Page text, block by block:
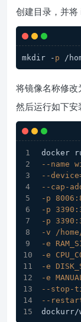
创建目录，并将
mkdir - p /
将镜像名称修改
然后运行如下安
docker
--name
--
--cap-
-p
-p
-p
-v /
-e
-e
-e
-e
--stop-
--
dockurr/